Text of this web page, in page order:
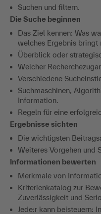
Suchen und filtern.
Die Suche beginnen
Das Ziel kennen: Was
welches Ergebnis bringt
Überblick oder
Welcher
Verschiedene
Suchmaschinen,
Information.
Regeln für eine
Ergebnisse sichten
Die wichtigsten
Weiteres Vorgehen und
Informationen bewerten
Merkmale von
Kriterienkatalog zur
Zuverlässigkeit und
Jede:r kann beisteuern: